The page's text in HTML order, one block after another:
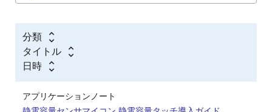
分類
タイトル
日時
アプリケーションノート